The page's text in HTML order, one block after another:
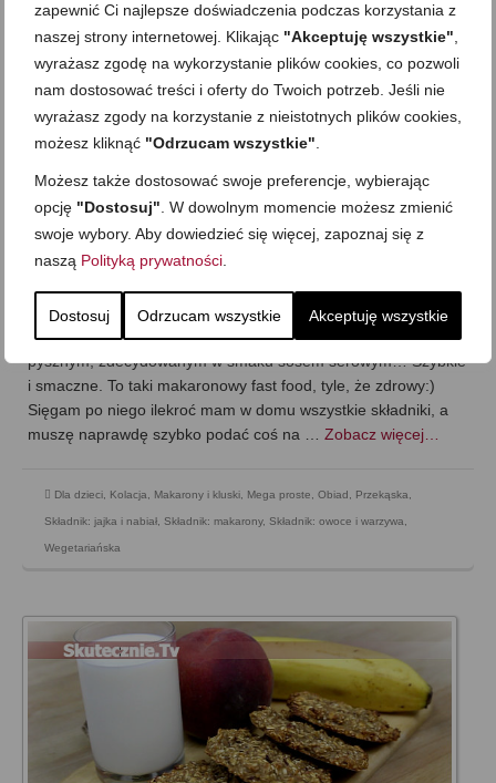
zapewnić Ci najlepsze doświadczenia podczas korzystania z
naszej strony internetowej. Klikając "Akceptuję wszystkie"
wyrażasz zgodę na wykorzystanie plików cookies, co pozwoli
nam dostosować treści i oferty do Twoich potrzeb. Jeśli nie
wyrażasz zgody na korzystanie z nieistotnych plików cookies,
możesz kliknąć "Odrzucam wszystkie"
Możesz także dostosować swoje preferencje, wybierając
opcję "Dostosuj" . W dowolnym momencie możesz zmienić
swoje wybory. Aby dowiedzieć się więcej, zapoznaj się z
naszą Polityką prywatności
Dostosuj Odrzucam wszystkie Akceptuję wszystkie
Spaghetti ze szpinakiem w sosie
serowym -pyszne
Pełnoziarniste nitki podsmażone z młodym szpinakiem, osnute
pysznym, zdecydowanym w smaku sosem serowym… Szybkie
i smaczne. To taki makaronowy fast food, tyle, że zdrowy:)
Sięgam po niego ilekroć mam w domu wszystkie składniki, a
muszę naprawdę szybko podać coś na … Zobacz więcej…
Dla dzieci, Kolacja, Makarony i kluski, Mega proste, Obiad, Przekąska,
Składnik: jajka i nabiał, Składnik: makarony, Składnik: owoce i warzywa,
Wegetariańska